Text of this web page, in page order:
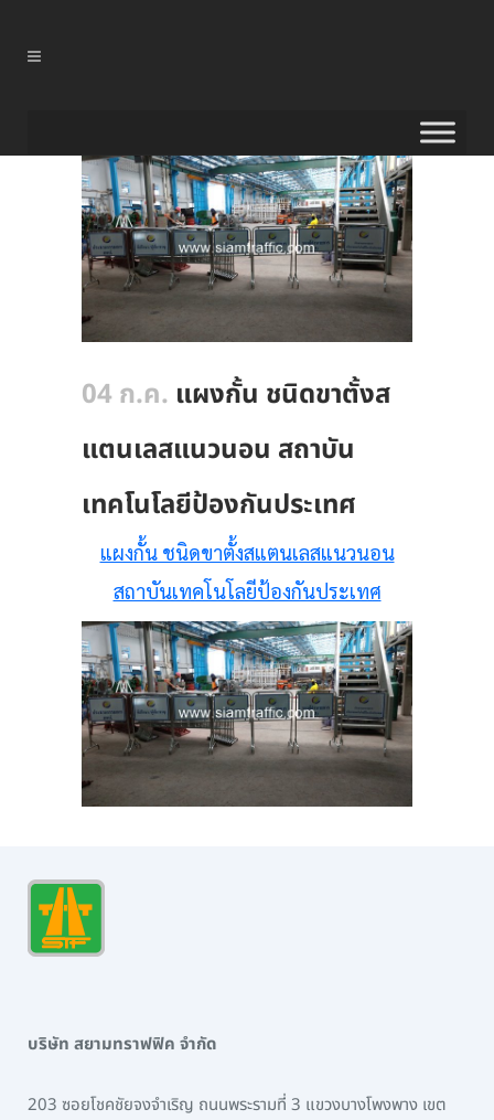
04 ก.ค. แผงกั้น ชนิดขาตั้งส
แตนเลสแนวนอน สถาบัน
เทคโนโลยีป้องกันประเทศ
แผงกั้น ชนิดขาตั้งสแตนเลสแนวนอน
สถาบันเทคโนโลยีป้องกันประเทศ
บริษัท สยามทราฟฟิค จำกัด
203 ซอยโชคชัยจงจำเริญ ถนนพระรามที่ 3 แขวงบางโพงพาง เขต